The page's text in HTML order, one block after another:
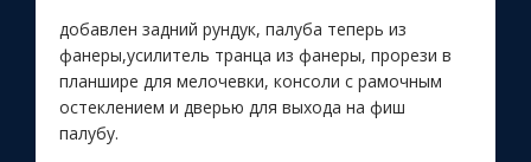
добавлен задний рундук, палуба теперь из
фанеры,усилитель транца из фанеры, прорези в
планшире для мелочевки, консоли с рамочным
остеклением и дверью для выхода на фиш
палубу.